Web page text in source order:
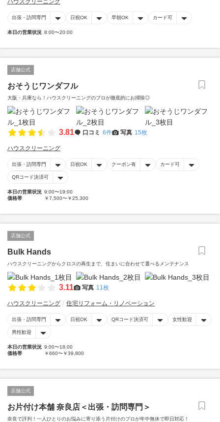
ハウスクリーニング
出張・訪問専門 日祝OK 早朝OK カード可
本日の営業状況 8:00〜20:00
店舗公式
おそうじワンダフル
大阪・兵庫なら！ハウスクリーニングのプロが徹底的にお掃除◎
3.81 口コミ 6件 写真 15枚
ハウスクリーニング
出張・訪問専門 日祝OK クーポン有 カード可
QRコード決済可
本日の営業状況 9:00〜19:00
価格帯
￥7,500〜￥25,300
店舗公式
Bulk Hands
ハウスクリーニングからクロスの再生まで、住まいに合わせて選べるメンテナンス
3.11 写真 11枚
ハウスクリーニング 住宅リフォーム・リノベーション
出張・訪問専門 日祝OK QRコード決済可 女性歓迎
男性歓迎
本日の営業状況 9:00〜18:00
価格帯
￥660〜￥39,800
店舗公式
お片付け本舗 奈良店＜出張・訪問専門＞
奈良で評判！一人ひとりのお悩みに寄り添う片付けのプロが年中無休で即日対応！